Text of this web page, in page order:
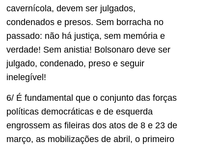
cavernícola, devem ser julgados,
condenados e presos. Sem borracha no
passado: não há justiça, sem memória e
verdade! Sem anistia! Bolsonaro deve ser
julgado, condenado, preso e seguir
inelegível!
6/ É fundamental que o conjunto das forças
políticas democráticas e de esquerda
engrossem as fileiras dos atos de 8 e 23 de
março, as mobilizações de abril, o primeiro